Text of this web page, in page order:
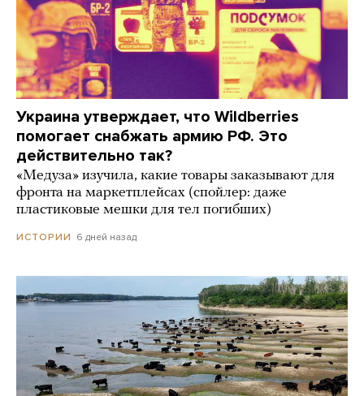
Украина утверждает, что Wildberries
помогает снабжать армию РФ. Это
действительно так?
«Медуза» изучила, какие товары заказывают для
фронта на маркетплейсах (спойлер: даже
пластиковые мешки для тел погибших)
ИСТОРИИ 6 дней назад